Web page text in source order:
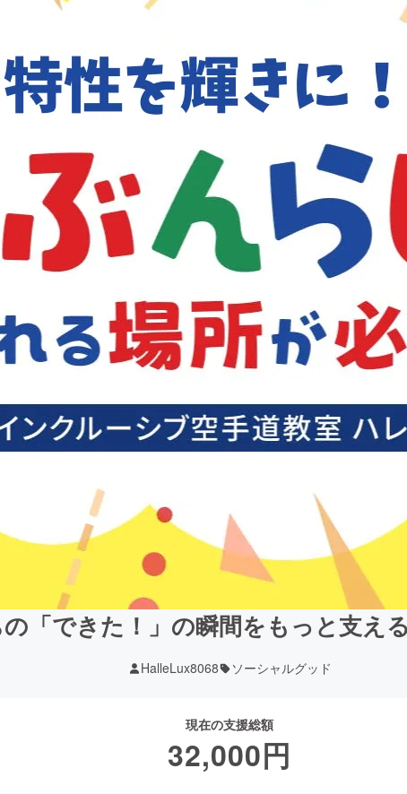
「できた！」の瞬間をもっと支え
HalleLux8068 ソーシャルグッド
現在の支援総額
32,000円